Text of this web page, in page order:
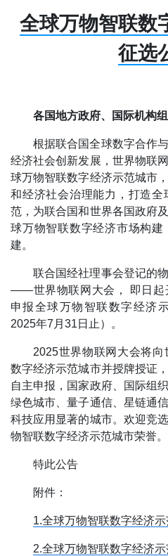
全球万物智联数
征选
各国地方政府、国际机构组
根据联合国全球数字合作
经济社会创新发展，世界物联
球万物智联数字经济示范城市
和经济社会治理能力，打造
范，为联合国和世界各国政府
球万物智联数字经济市场构
建。
联合国经社理事会登记的
——世界物联网大会， 即日起
申报全球万物智联数字经济
2025年7月31日止）。
2025世界物联网大会将
数字经济示范城市并授牌授证
自主申报，国家政府、国际组
绿色城市、量子通信、星链通
科技应用显著的城市。欢迎竞
物智联数字经济示范城市荣誉。
特此公告
附件：
1.全球万物智联数字经济
2.全球万物智联数字经济